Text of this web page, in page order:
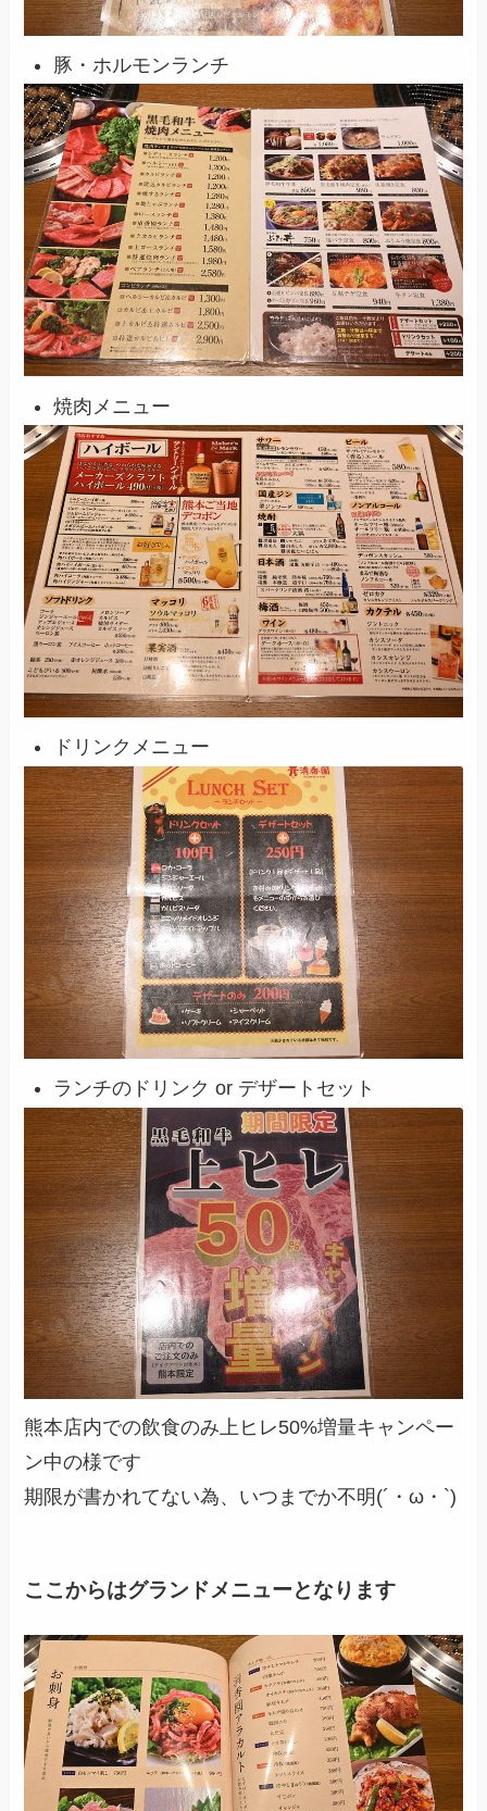
豚・ホルモンランチ
焼肉メニュー
ドリンクメニュー
ランチのドリンク or デザートセット
熊本店内での飲食のみ上ヒレ50%増量キャンペー
ン中の様です
期限が書かれてない為、いつまでか不明(´・ω・`)
ここからはグランドメニューとなります